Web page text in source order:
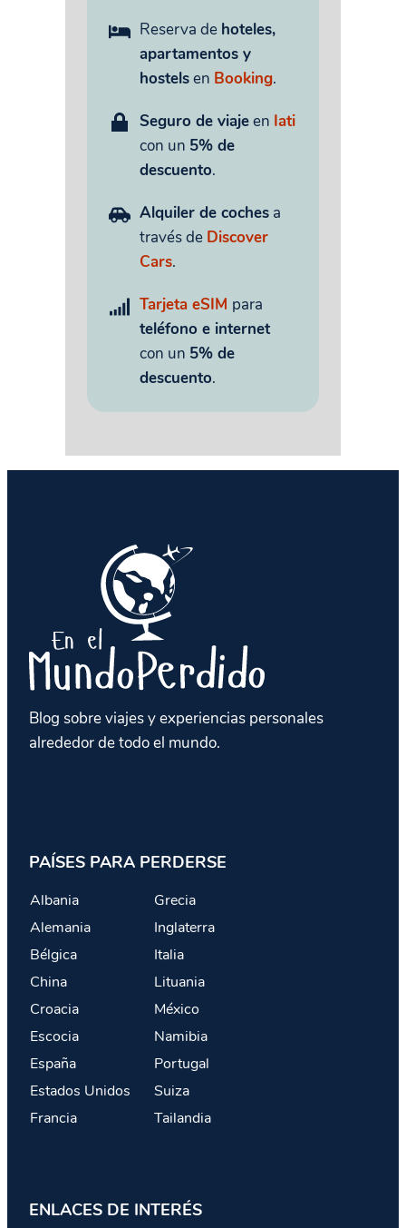
Reserva de hoteles,
apartamentos y
hostelsen Booking.
Seguro de viajeen Iati
con un 5% de
descuento.
Alquiler de coches a
través de Discover
Cars.
Tarjeta eSIM para
teléfono e internet
con un 5% de
descuento.
Blog sobre viajes y experiencias personales
alrededor de todo el mundo.
PAÍSES PARA PERDERSE
Albania
Alemania
Bélgica
China
Croacia
Escocia
España
Estados Unidos
Francia
Grecia
Inglaterra
Italia
Lituania
México
Namibia
Portugal
Suiza
Tailandia
ENLACES DE INTERÉS